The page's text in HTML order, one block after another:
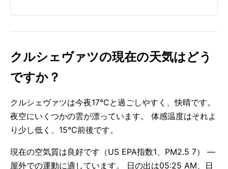
クルシェヴァツの現在の天気はどう
ですか？
クルシェヴァツは今夜17°Cと過ごしやすく、快晴です。
夜空にいくつかの雲が漂っています。 体感温度はそれよ
り少し低く、15°C前後です。
現在の空気質は良好です（US EPA指数1、PM2.5 7） —
屋外での運動に適しています。 日の出は05:25 AM、日